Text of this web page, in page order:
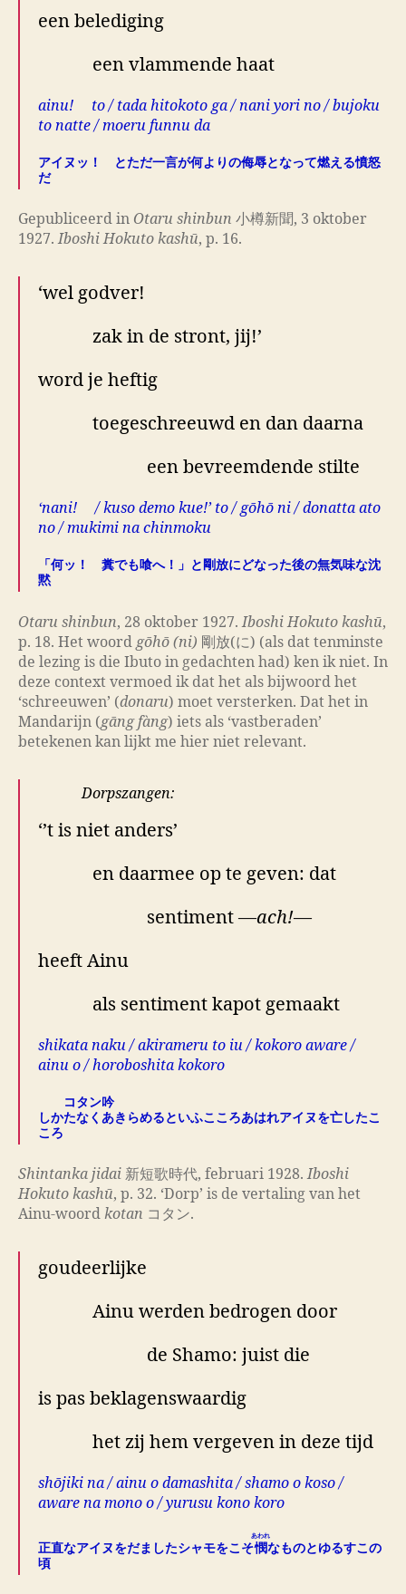
een belediging
een vlammende haat
ainu! to / tada hitokoto ga / nani yori no / bujoku
to natte / moeru funnu da
アイヌッ！ とただ一言が何よりの侮辱となって燃える憤怒
だ
Gepubliceerd in Otaru shinbun 小樽新聞, 3 oktober
1927.Iboshi Hokuto kashū, p. 16.
‘wel godver!
zak in de stront, jij!’
word je heftig
toegeschreeuwd en dan daarna
een bevreemdende stilte
‘nani! / kuso demo kue!’ to / gōhō ni / donatta ato
no / mukimi na chinmoku
「何ッ！ 糞でも喰へ！」と剛放にどなった後の無気味な沈
黙
Otaru shinbun, 28 oktober 1927.Iboshi Hokuto kashū,
p. 18. Het woord gōhō (ni) 剛放(に) (als dat tenminste
de lezing is die Ibuto in gedachten had) ken ik niet. In
deze context vermoed ik dat het als bijwoord het
‘schreeuwen’ (donaru) moet versterken. Dat het in
Mandarijn (gāng fàng) iets als ‘vastberaden’
betekenen kan lijkt me hier niet relevant.
Dorpszangen:
‘’t is niet anders’
en daarmee op te geven: dat
sentiment —ach!—
heeft Ainu
als sentiment kapot gemaakt
shikata naku / akirameru to iu / kokoro aware /
ainu o / horoboshita kokoro
コタン吟
しかたなくあきらめるといふこころあはれアイヌを亡したこ
ころ
Shintanka jidai 新短歌時代, februari 1928.Iboshi
Hokuto kashū, p. 32. ‘Dorp’ is de vertaling van het
Ainu-woord kotan コタン.
goudeerlijke
Ainu werden bedrogen door
de Shamo: juist die
is pas beklagenswaardig
het zij hem vergeven in deze tijd
shōjiki na / ainu o damashita / shamo o koso /
aware na mono o / yurusu kono koro
正直なアイヌをだましたシャモをこそ憫
あわれ
なものとゆるすこの
頃